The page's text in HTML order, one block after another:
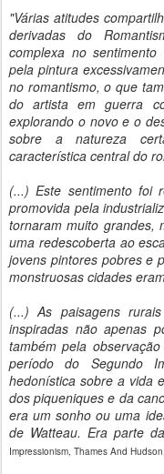
"Várias atitudes
derivadas do
complexa no
pela pintura
no romantismo, o que
do artista em guerra
explorando o novo e o
sobre a natureza
característica central do
(...) Este sentimento foi
promovida pela
tornaram muito grandes,
uma redescoberta ao
jovens pintores pobres e
monstruosas cidades
(...)As paisagens
inspiradas não apenas
também pela
período do Segundo
hedonística sobre a vida
dos piqueniques e da
era um sonho ou uma
de Watteau. Era parte
Impressionism, Thames And